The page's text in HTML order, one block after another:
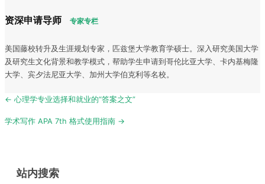
资深申请导师 专家专栏
美国藤校转升及生涯规划专家，匹兹堡大学教育学硕士。深入研究美国大学
及研究生文化背景和教学模式，帮助学生申请到哥伦比亚大学、卡内基梅隆
大学、宾夕法尼亚大学、加州大学伯克利等名校。
Post
← 心理学专业选择和就业的“答案之文”
学术写作 APA 7th 格式使用指南 →
站内搜索